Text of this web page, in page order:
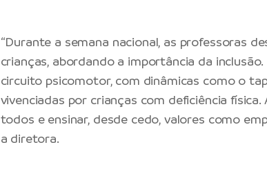
“Durante a semana nacional, as professoras
crianças, abordando a importância da
circuito psicomotor, com dinâmicas como o
vivenciadas por crianças com deficiência
todos e ensinar, desde cedo, valores como
a diretora.